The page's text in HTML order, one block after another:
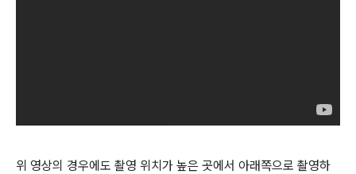
위 영상의 경우에도 촬영 위치가 높은 곳에서 아래쪽으로 촬영하